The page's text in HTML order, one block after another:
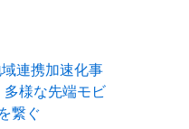
域連携加速化事
様な先端モビ
繋ぐ